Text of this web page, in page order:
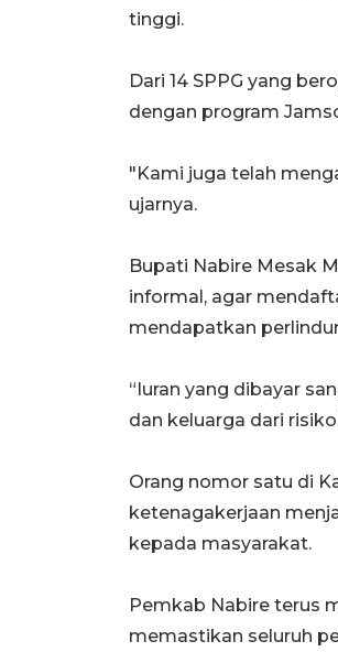
tinggi.
Dari 14 SPPG yang
dengan program
"Kami juga telah
ujarnya.
Bupati Nabire Mesak
informal, agar
mendapatkan
“Iuran yang dibayar
dan keluarga dari
Orang nomor satu di
ketenagakerjaan
kepada masyarakat.
Pemkab Nabire terus
memastikan seluruh